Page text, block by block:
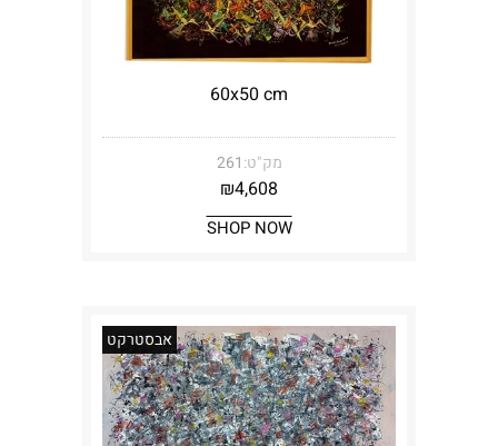
60x50 cm
מק"ט:261
₪4,608
SHOP NOW
אבסטרקט